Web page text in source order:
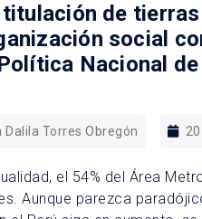
titulación de
social
Nacional
Dalila Torres Obregón
el 54% del Área
Aunque parezca